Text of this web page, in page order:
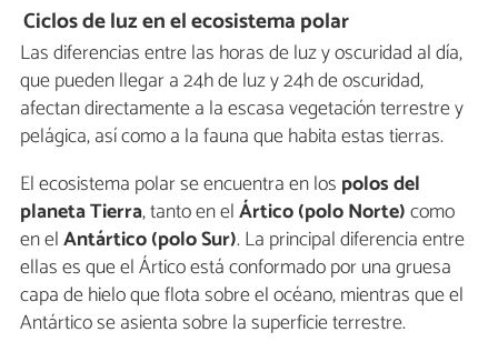
Ciclos de luz en el ecosistema polar
Las diferencias entre las horas de luz y oscuridad al día,
que pueden llegar a 24h de luz y 24h de oscuridad,
afectan directamente a la escasa vegetación terrestre y
pelágica, así como a la fauna que habita estas tierras.
El ecosistema polar se encuentra en los polos del
planeta Tierra, tanto en elÁrtico (polo Norte)como
en elAntártico (polo Sur). La principal diferencia entre
ellas es que el Ártico está conformado por una gruesa
capa de hielo que flota sobre el océano, mientras que el
Antártico se asienta sobre la superficie terrestre.